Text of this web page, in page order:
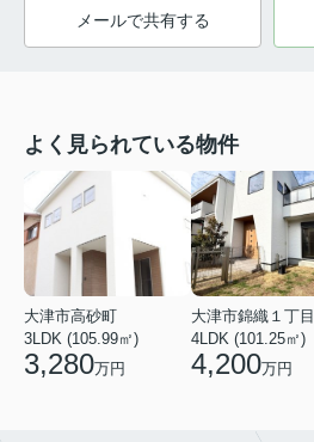
メールで共有する
よく見られている物件
大津市高砂町
3LDK (105.99㎡)
3,280万円
大津市錦織１丁目
4LDK (101.25㎡)
4,200万円